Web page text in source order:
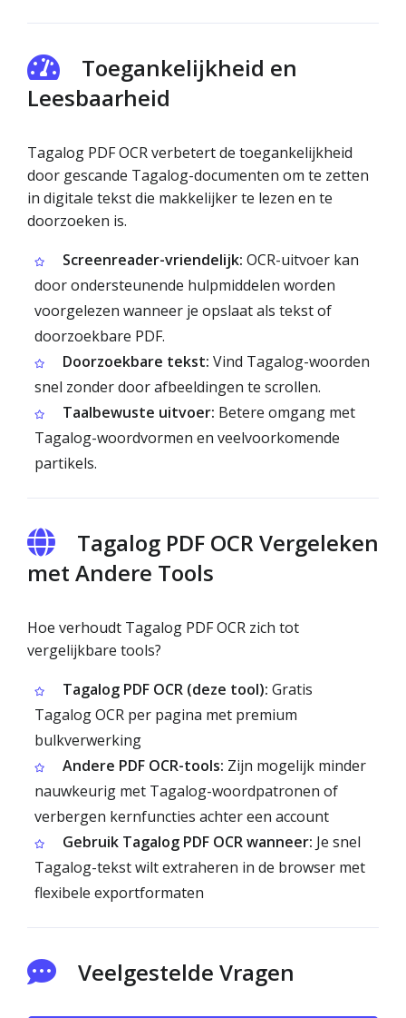
Toegankelijkheid en
Leesbaarheid
Tagalog PDF OCR verbetert de toegankelijkheid
door gescande Tagalog-documenten om te zetten
in digitale tekst die makkelijker te lezen en te
doorzoeken is.
Screenreader-vriendelijk: OCR-uitvoer kan
door ondersteunende hulpmiddelen worden
voorgelezen wanneer je opslaat als tekst of
doorzoekbare PDF.
Doorzoekbare tekst: Vind Tagalog-woorden
snel zonder door afbeeldingen te scrollen.
Taalbewuste uitvoer: Betere omgang met
Tagalog-woordvormen en veelvoorkomende
partikels.
Tagalog PDF OCR Vergeleken
met Andere Tools
Hoe verhoudt Tagalog PDF OCR zich tot
vergelijkbare tools?
Tagalog PDF OCR (deze tool): Gratis
Tagalog OCR per pagina met premium
bulkverwerking
Andere PDF OCR-tools: Zijn mogelijk minder
nauwkeurig met Tagalog-woordpatronen of
verbergen kernfuncties achter een account
Gebruik Tagalog PDF OCR wanneer: Je snel
Tagalog-tekst wilt extraheren in de browser met
flexibele exportformaten
Veelgestelde Vragen